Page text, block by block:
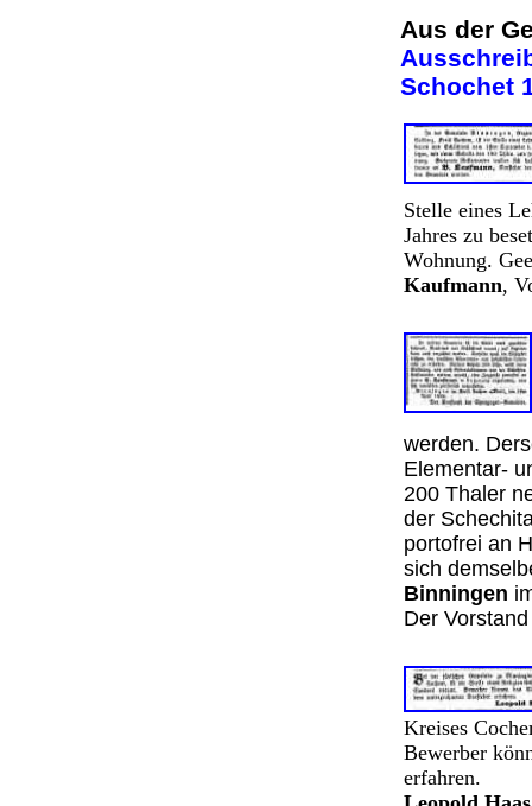
Aus der
Schochet
Stelle eines
Jahres zu
Wohnung.
Kaufmann,
werden.
Elementar-
200 Thaler
der
portofrei an
sich
Binningen
Der
Kreises
Bewerber
erfahren.